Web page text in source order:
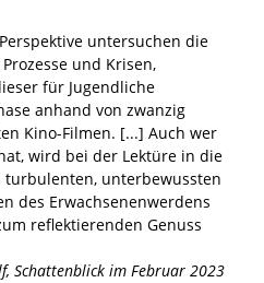
untersuchen die
und Krisen,
für Jugendliche
anhand von zwanzig
Kino-Filmen. [...] Auch wer
wird bei der Lektüre in die
unterbewussten
des Erwachsenenwerdens
reflektierenden Genuss
, Schattenblick im Februar 2023